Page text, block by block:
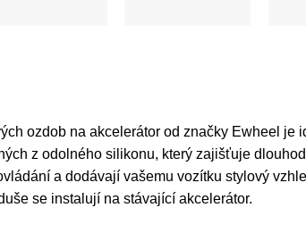
ozdob na akcelerátor od značky Ewheel
z odolného silikonu, který zajišťuje
a dodávají vašemu vozítku stylový
se instalují na stávající akcelerátor.